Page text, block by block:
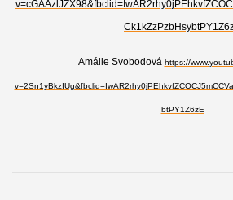
Amálie Svobodová https://
btPY1Z6zE